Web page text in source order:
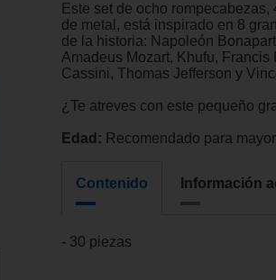
Este set de ocho rompecabezas,
de metal, está inspirado en 8
de la historia: Napoleón
Amadeus Mozart, Khufu, Francis
Cassini, Thomas Jefferson y
¿Te atreves con este pequeño
Edad: Recomendado para
Contenido Información
- 30 piezas